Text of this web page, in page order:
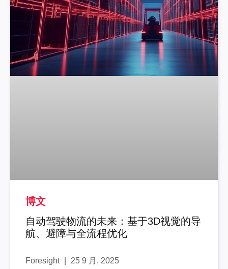
博文
自动驾驶物流的未来：基于3D视觉的导
航、避障与全流程优化
Foresight 25 9 月, 2025